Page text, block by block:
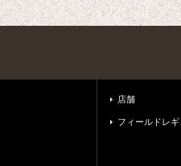
店舗
フィールドレ